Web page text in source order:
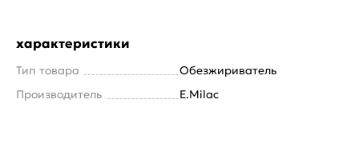
характеристики
Тип товара
Обезжириватель
Производитель
E.Milac